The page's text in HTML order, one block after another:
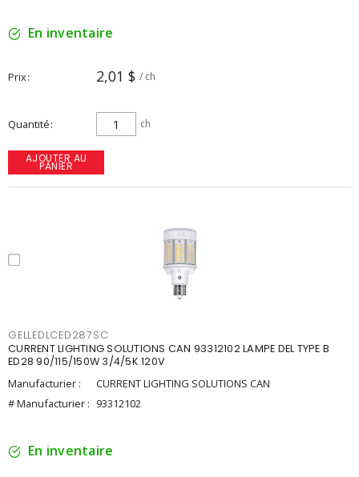
En inventaire
Prix 2,01 $ / ch
Quantité ch
AJOUTER AU
PANIER
GELLEDLCED287SC
CURRENT LIGHTING SOLUTIONS CAN 93312102 LAMPE DEL TYPE B
ED28 90/115/150W 3/4/5K 120V
Manufacturier :
CURRENT LIGHTING SOLUTIONS CAN
# Manufacturier : 93312102
En inventaire